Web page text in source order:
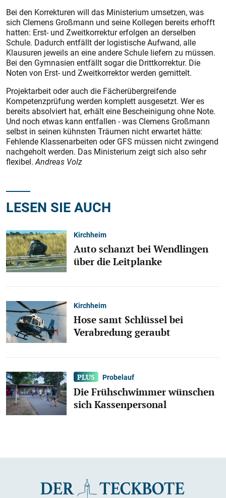
Bei den Korrekturen will das Ministerium umsetzen, was
sich Clemens Großmann und seine Kollegen bereits erhofft
hatten: Erst- und Zweitkorrektur erfolgen an derselben
Schule. Dadurch entfällt der logistische Aufwand, alle
Klausuren jeweils an eine andere Schule liefern zu müssen.
Bei den Gymnasien entfällt sogar die Drittkorrektur. Die
Noten von Erst- und Zweitkorrektor werden gemittelt.
Projektarbeit oder auch die Fächerübergreifende
Kompetenzprüfung werden komplett ausgesetzt. Wer es
bereits absolviert hat, erhält eine Bescheinigung ohne Note.
Und noch etwas kann entfallen - was Clemens Großmann
selbst in seinen kühnsten Träumen nicht erwartet hätte:
Fehlende Klassenarbeiten oder GFS müssen nicht zwingend
nachgeholt werden. Das Ministerium zeigt sich also sehr
flexibel.Andreas Volz
LESEN SIE AUCH
Kirchheim
Auto schanzt bei Wendlingen
über die Leitplanke
Kirchheim
Hose samt Schlüssel bei
Verabredung geraubt
Probelauf
Die Frühschwimmer wünschen
sich Kassenpersonal